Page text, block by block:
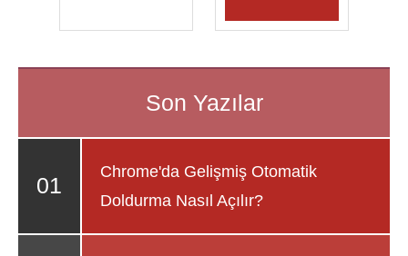
Chrome'da Gelişmiş Otomatik
Doldurma Nasıl Açılır?